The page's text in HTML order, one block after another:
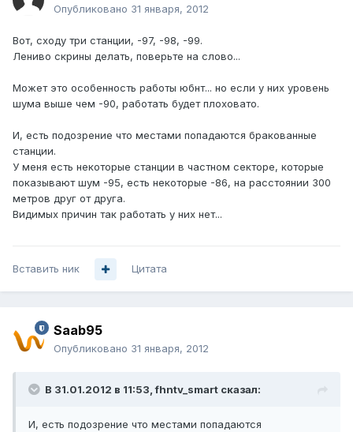
Опубликовано 31 января, 2012
Вот, сходу три станции, -97, -98, -99.
Лениво скрины делать, поверьте на слово...
Может это особенность работы юбнт... но если у них уровень
шума выше чем -90, работать будет плоховато.
И, есть подозрение что местами попадаются бракованные
станции.
У меня есть некоторые станции в частном секторе, которые
показывают шум -95, есть некоторые -86, на расстоянии 300
метров друг от друга.
Видимых причин так работать у них нет...
Вставить ник Цитата
Saab95
Опубликовано 31 января, 2012
В 31.01.2012 в 11:53, fhntv_smart сказал:
И, есть подозрение что местами попадаются